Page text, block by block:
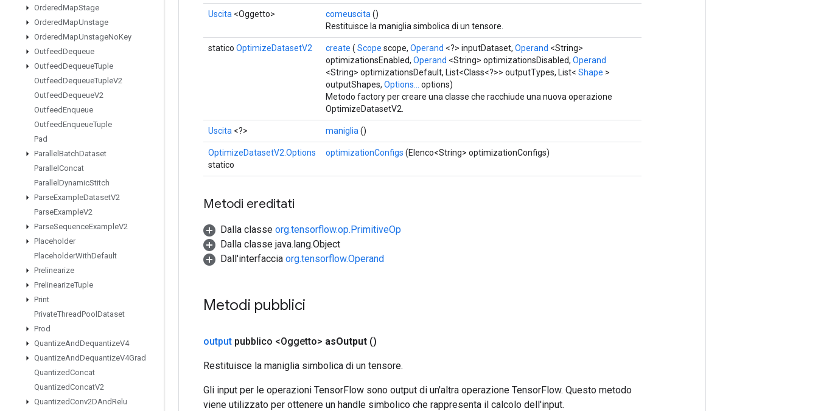
OrderedMapStage
OrderedMapUnstage
OrderedMapUnstageNoKey
OutfeedDequeue
OutfeedDequeueTuple
OutfeedDequeueTupleV2
OutfeedDequeueV2
OutfeedEnqueue
OutfeedEnqueueTuple
Pad
Parallel BatchDataset
Parallel Concat
Parallel DynamicStitch
ParseExampleDatasetV2
ParseExampleV2
ParseSequenceExampleV2
Placeholder
PlaceholderWithDefault
Prelinearize
PrelinearizeTuple
Print
PrivateThreadPool Dataset
Prod
QuantizeAndDequantizeV4
QuantizeAndDequantizeV4Grad
QuantizedConcat
QuantizedConcatV2
QuantizedConv2DAndRelu
Uscita <Oggetto> comeuscita ()
Restituisce la maniglia simbolica di un tensore.
statico OptimizeDatasetV2 create ( Scope scope, Operand <?> inputDataset, Operand <String>
optimizationsEnabled, Operand <String> optimizationsDisabled, Operand
<String> optimizationsDefault, List<Class<?>> outputTypes, List< Shape >
outputShapes, Options...
options)
Metodo factory per creare una classe che racchiude una nuova operazione
OptimizeDatasetV2.
Uscita <?> maniglia ()
OptimizeDatasetV2.Options
statico
optimizationConfigs (Elenco<String> optimizationConfigs)
Metodi ereditati
Dalla classe org.tensorflow.op.PrimitiveOp
Dalla classe java.lang.Object
Dall'interfaccia org.tensorflow.Operand
Metodi pubblici
output pubblico <Oggetto> asOutput ()
Restituisce la maniglia simbolica di un tensore.
Gli input per le operazioni TensorFlow sono output di un'altra operazione TensorFlow. Questo metodo
viene utilizzato per ottenere un handle simbolico che rappresenta il calcolo dell'input.